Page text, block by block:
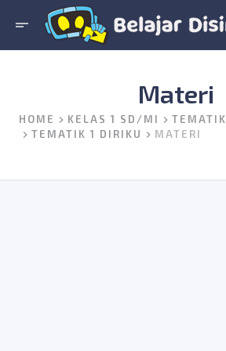
short_text
Materi
HOME KELAS 1 SD/MI
TEMATIK
TEMATIK 1 DIRIKU
MATERI